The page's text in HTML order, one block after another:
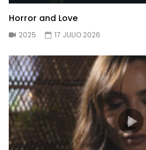
Horror and Love
2025 17 JULIO 2026